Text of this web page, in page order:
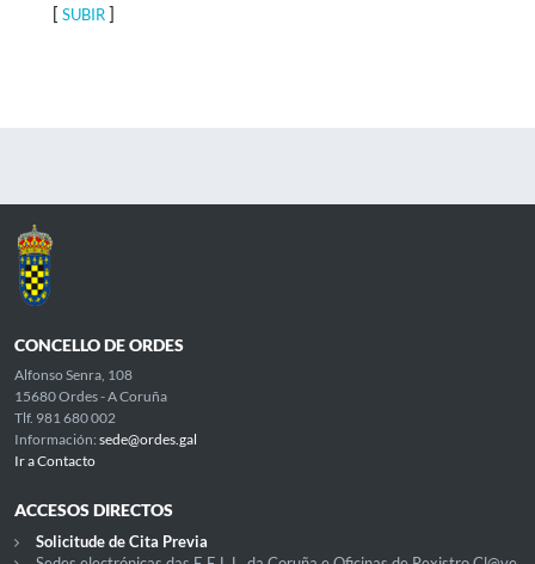
[ SUBIR]
CONCELLO DE ORDES
Alfonso Senra, 108
15680 Ordes - A Coruña
Tlf. 981 680 002
Información: sede@ordes.gal
Ir a Contacto
ACCESOS DIRECTOS
Solicitude de Cita Previa